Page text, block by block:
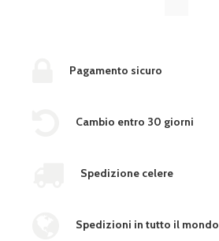
Pagamento sicuro
Cambio entro 30 giorni
Spedizione celere
Spedizioni in tutto il mondo